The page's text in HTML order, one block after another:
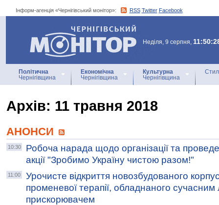
Інформ-агенція «Чернігівський монітор»: RSS Twitter Facebook
Інформ-агенція
«Чернігівський монітор»
Неділя, 9 серпня,
Політична
Чернігівщина
Економічна
Чернігівщина
Культурна
Чернігівщина
Архiв: 11 травня 2018
АНОНСИ
10:30
Робоча нарада щодо організації та
акції "Зробимо Україну чистою разом!"
11:00
Урочисте відкриття новозбудованого
променевої терапії, обладнаного сучасним
прискорювачем